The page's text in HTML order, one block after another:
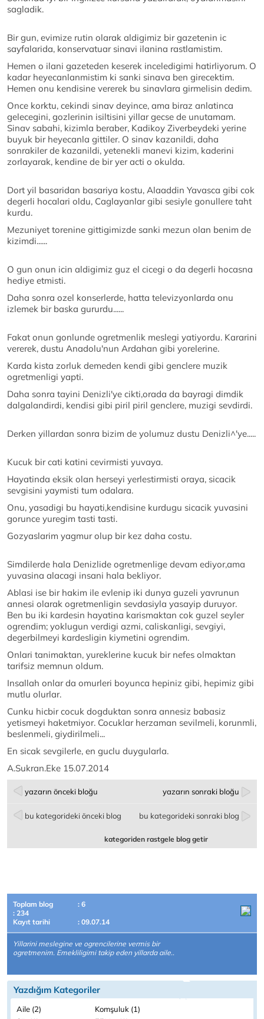
sagladik.
Bir gun, evimize rutin olarak aldigimiz bir gazetenin ic
sayfalarida, konservatuar sinavi ilanina rastlamistim.
Hemen o ilani gazeteden keserek inceledigimi hatirliyorum. O
kadar heyecanlanmistim ki sanki sinava ben girecektim.
Hemen onu kendisine vererek bu sinavlara girmelisin dedim.
Once korktu, cekindi sinav deyince, ama biraz anlatinca
gelecegini, gozlerinin isiltisini yillar gecse de unutamam.
Sinav sabahi, kizimla beraber, Kadikoy Ziverbeydeki yerine
buyuk bir heyecanla gittiler. O sinav kazanildi, daha
sonrakiler de kazanildi, yetenekli manevi kizim, kaderini
zorlayarak, kendine de bir yer acti o okulda.
Dort yil basaridan basariya kostu, Alaaddin Yavasca gibi cok
degerli hocalari oldu, Caglayanlar gibi sesiyle gonullere taht
kurdu.
Mezuniyet torenine gittigimizde sanki mezun olan benim de
kizimdi......
O gun onun icin aldigimiz guz el cicegi o da degerli hocasna
hediye etmisti.
Daha sonra ozel konserlerde, hatta televizyonlarda onu
izlemek bir baska gururdu......
Fakat onun gonlunde ogretmenlik meslegi yatiyordu. Kararini
vererek, dustu Anadolu'nun Ardahan gibi yorelerine.
Karda kista zorluk demeden kendi gibi genclere muzik
ogretmenligi yapti.
Daha sonra tayini Denizli'ye cikti,orada da bayragi dimdik
dalgalandirdi, kendisi gibi piril piril genclere, muzigi sevdirdi.
Derken yillardan sonra bizim de yolumuz dustu Denizli^'ye.....
Kucuk bir cati katini cevirmisti yuvaya.
Hayatinda eksik olan herseyi yerlestirmisti oraya, sicacik
sevgisini yaymisti tum odalara.
Onu, yasadigi bu hayati,kendisine kurdugu sicacik yuvasini
gorunce yuregim tasti tasti.
Gozyaslarim yagmur olup bir kez daha costu.
Simdilerde hala Denizlide ogretmenlige devam ediyor,ama
yuvasina alacagi insani hala bekliyor.
Ablasi ise bir hakim ile evlenip iki dunya guzeli yavrunun
annesi olarak ogretmenligin sevdasiyla yasayip duruyor.
Ben bu iki kardesin hayatina karismaktan cok guzel seyler
ogrendim; yoklugun verdigi azmi, caliskanligi, sevgiyi,
degerbilmeyi kardesligin kiymetini ogrendim.
Onlari tanimaktan, yureklerine kucuk bir nefes olmaktan
tarifsiz memnun oldum.
Insallah onlar da omurleri boyunca hepiniz gibi, hepimiz gibi
mutlu olurlar.
Cunku hicbir cocuk dogduktan sonra annesiz babasiz
yetismeyi haketmiyor. Cocuklar herzaman sevilmeli, korunmli,
beslenmeli, giydirilmeli...
En sicak sevgilerle, en guclu duygularla.
A.Sukran.Eke 15.07.2014
yazarın önceki bloğu yazarın sonraki bloğu
bu kategorideki önceki blog bu kategorideki sonraki blog
kategoriden rastgele blog getir
Toplam blog
: 6
: 234
Kayıt tarihi
: 09.07.14
Yillarini meslegine ve ogrencilerine vermis bir
ogretmenim. Emekliligimi takip eden yillarda aile..
Yazdığım Kategoriler
Aile (2)
Komşuluk (1)